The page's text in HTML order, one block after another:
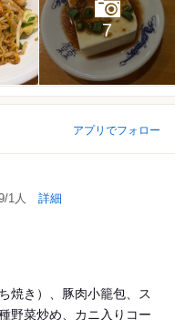
7
アプリでフォロー
1人 詳細
焼き）、豚肉小籠包、ス
野菜炒め、カニ入りコー